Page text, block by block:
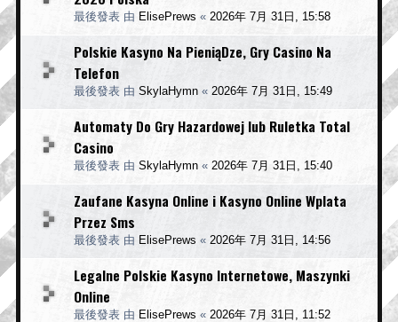
最後發表 由 ElisePrews « 2026年 7月 31日, 15:58
Polskie Kasyno Na PieniąDze, Gry Casino Na
Telefon
最後發表 由 SkylaHymn « 2026年 7月 31日, 15:49
Automaty Do Gry Hazardowej lub Ruletka Total
Casino
最後發表 由 SkylaHymn « 2026年 7月 31日, 15:40
Zaufane Kasyna Online i Kasyno Online Wplata
Przez Sms
最後發表 由 ElisePrews « 2026年 7月 31日, 14:56
Legalne Polskie Kasyno Internetowe, Maszynki
Online
最後發表 由 ElisePrews « 2026年 7月 31日, 11:52